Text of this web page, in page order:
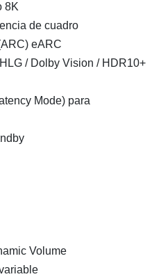
8K
de cuadro
eARC
/ Dolby Vision / HDR10+
Mode) para
Volume